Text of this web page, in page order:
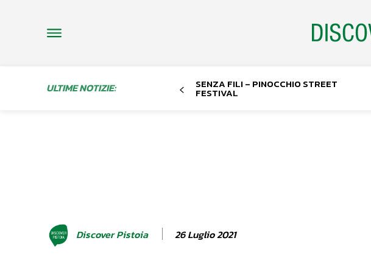
ULTIME NOTIZIE: SENZA FILI – PINOCCHIO STREET
FESTIVAL
Discover Pistoia 26 Luglio 2021